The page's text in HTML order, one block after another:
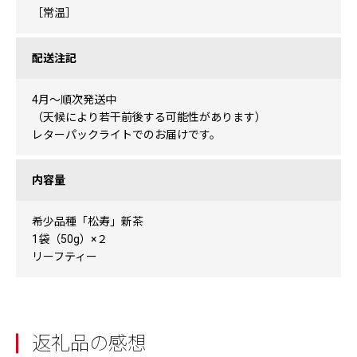
［常温］
配送注記
4月～順次発送中
（天候により若干前後する可能性があります）
レターパックライトでのお届けです。
内容量
希少品種「松寿」新茶
1袋（50g）×２
リーフティー
返礼品の感想